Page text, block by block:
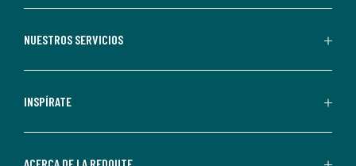
aceptas
comerciales
personalizadas
parte
NUESTROS SERVICIOS
INSPÍRATE